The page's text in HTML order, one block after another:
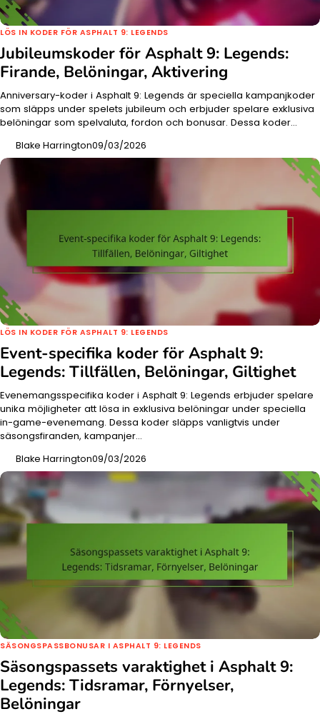
LÖS IN KODER FÖR ASPHALT 9: LEGENDS
Jubileumskoder för Asphalt 9: Legends:
Firande, Belöningar, Aktivering
Anniversary-koder i Asphalt 9: Legends är speciella kampanjkoder
som släpps under spelets jubileum och erbjuder spelare exklusiva
belöningar som spelvaluta, fordon och bonusar. Dessa koder…
Blake Harrington09/03/2026
LÖS IN KODER FÖR ASPHALT 9: LEGENDS
Event-specifika koder för Asphalt 9:
Legends: Tillfällen, Belöningar, Giltighet
Evenemangsspecifika koder i Asphalt 9: Legends erbjuder spelare
unika möjligheter att lösa in exklusiva belöningar under speciella
in-game-evenemang. Dessa koder släpps vanligtvis under
säsongsfiranden, kampanjer…
Blake Harrington09/03/2026
SÄSONGSPASSBONUSAR I ASPHALT 9: LEGENDS
Säsongspassets varaktighet i Asphalt 9:
Legends: Tidsramar, Förnyelser,
Belöningar